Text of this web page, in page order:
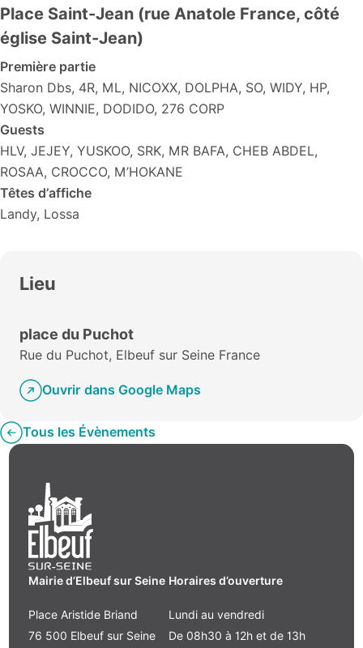
Place Saint-Jean (rue Anatole France, côté
église Saint-Jean)
Première partie
Sharon Dbs, 4R, ML, NICOXX, DOLPHA, SO, WIDY, HP,
YOSKO, WINNIE, DODIDO, 276 CORP
Guests
HLV, JEJEY, YUSKOO, SRK, MR BAFA, CHEB ABDEL,
ROSAA, CROCCO, M’HOKANE
Têtes d’affiche
Landy, Lossa
Lieu
place du Puchot
Rue du Puchot, Elbeuf sur Seine France
Ouvrir dans Google Maps
Tous les Évènements
Mairie d’Elbeuf sur Seine
Place Aristide Briand
76 500 Elbeuf sur Seine
Horaires d’ouverture
Lundi au vendredi
De 08h30 à 12h et de 13h